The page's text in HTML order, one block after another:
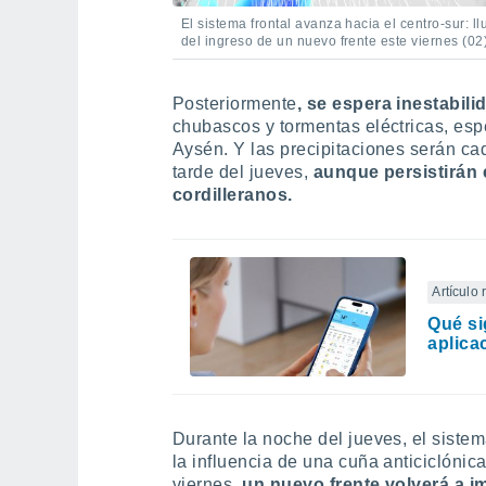
El sistema frontal avanza hacia el centro-sur:
del ingreso de un nuevo frente este viernes
Posteriormente, se espera
chubascos y tormentas eléctricas,
Aysén. Y las precipitaciones serán
tarde del jueves, aunque persistirán
cordilleranos.
Artículo
Qué
Durante la noche del jueves, el
la influencia de una cuña